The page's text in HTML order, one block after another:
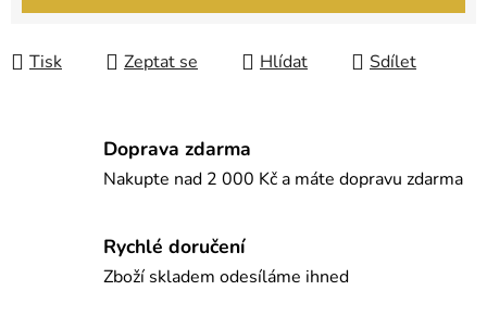
Tisk Zeptat se Hlídat Sdílet
Doprava zdarma
Nakupte nad 2 000 Kč a máte dopravu zdarma
Rychlé doručení
Zboží skladem odesíláme ihned